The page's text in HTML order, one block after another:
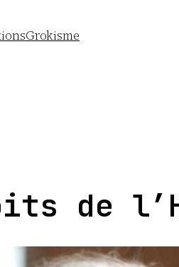
Grokisme
de